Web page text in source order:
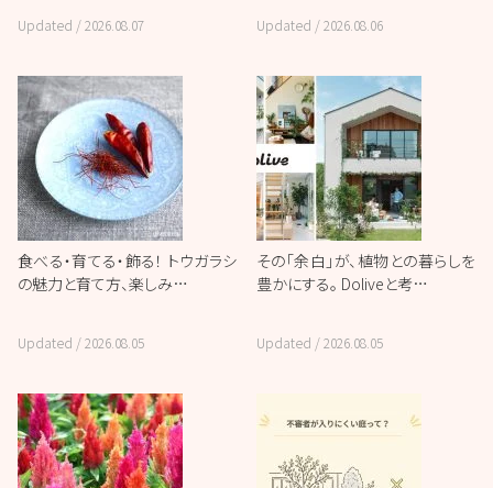
Updated /2026.08.07 Updated /2026.08.06
食べる・育てる・飾る！ トウガラシ
の魅力と育て方、楽しみ…
Updated /2026.08.05
その「余白」が、植物との暮らしを
豊かにする。 Doliveと考…
Updated /2026.08.05